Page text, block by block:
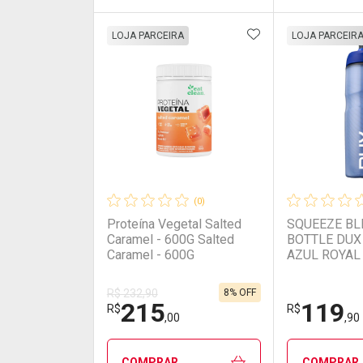
FECHAR
Laboratório
Ativar Desconto
Comprar sem Desconto
FECHAR
Por Menos
Comprar sem Desconto
Ativar
Comprar
Por
Comprar
(0)
Proteína Vegetal Salted
Caramel - 600G Salted
Caramel - 600G
LOJA PARCEIRA
R$ 232,90
R$215,00
8% OFF
ADICIONAR AOS
SQUEEZE
BOTTLE
AZUL
LOJA PARCEIRA
R$119,90